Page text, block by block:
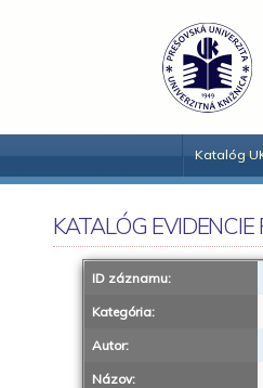
Katalóg
KATALÓG
ID záznamu:
Kategória:
Autor:
Názov: